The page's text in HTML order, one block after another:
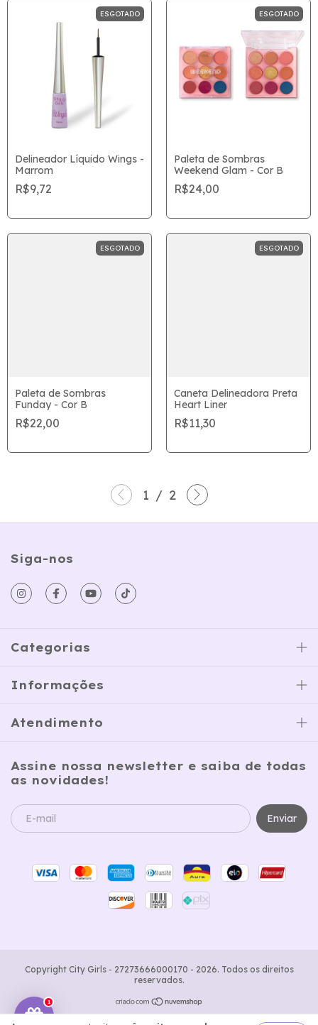
ESGOTADO
Delineador Líquido Wings -
Marrom
R$9,72
ESGOTADO
Paleta de Sombras
Weekend Glam - Cor B
R$24,00
ESGOTADO
Paleta de Sombras
Funday - Cor B
R$22,00
ESGOTADO
Caneta Delineadora Preta
Heart Liner
R$11,30
1 / 2
Siga-nos
Categorias
Informações
Atendimento
Assine nossa newsletter e saiba de todas
as novidades!
Copyright City Girls - 27273666000170 - 2026. Todos os direitos
reservados.
1